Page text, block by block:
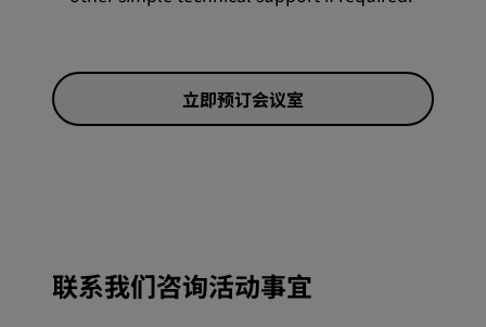
立即预订会议室
联系我们咨询活动事宜